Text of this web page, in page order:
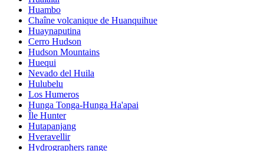
Huambo
Chaîne volcanique de Huanquihue
Huaynaputina
Cerro Hudson
Hudson Mountains
Huequi
Nevado del Huila
Hulubelu
Los Humeros
Hunga Tonga-Hunga Ha'apai
Île Hunter
Hutapanjang
Hveravellir
Hydrographers range